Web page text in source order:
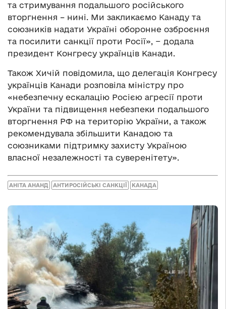
та стримування подальшого російського
вторгнення – нині. Ми закликаємо Канаду та
союзників надати Україні оборонне озброєння
та посилити санкції проти Росії», − додала
президент Конгресу українців Канади.
Також Хичій повідомила, що делегація Конгресу
українців Канади розповіла міністру про
«небезпечну ескалацію Росією агресії проти
України та підвищення небезпеки подальшого
вторгнення РФ на територію України, а також
рекомендувала збільшити Канадою та
союзниками підтримку захисту Україною
власної незалежності та суверенітету».
АНІТА АНАНД АНТИРОСІЙСЬКІ САНКЦІЇ КАНАДА